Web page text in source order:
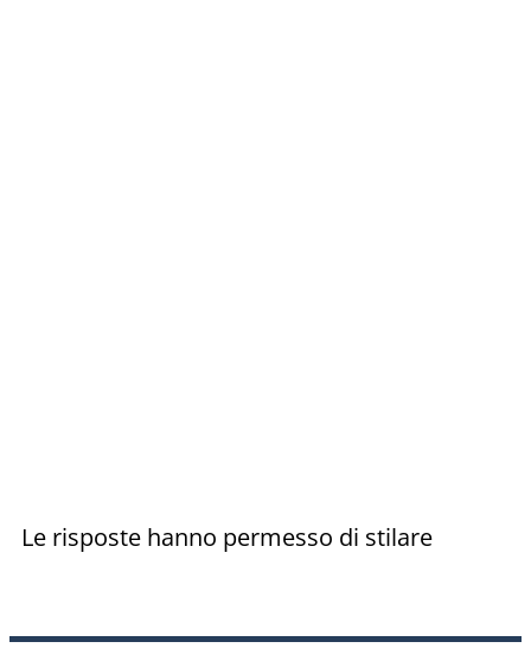
Le risposte hanno permesso di stilare